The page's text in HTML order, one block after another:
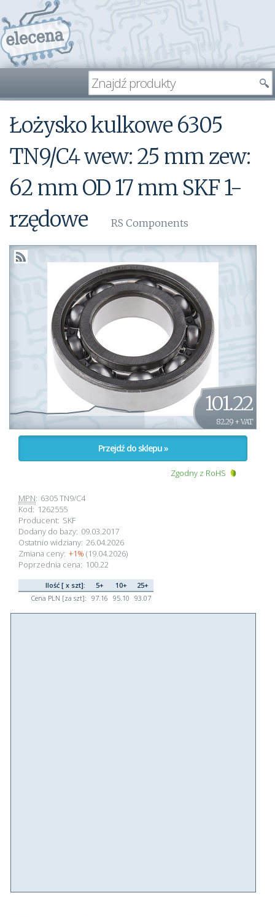
Łożysko kulkowe 6305
TN9/C4 wew: 25 mm zew:
62 mm OD 17 mm SKF 1-
rzędowe
RS Components
101.22
82.29 + VAT
Przejdź do sklepu »
Zgodny z RoHS
MPN: 6305 TN9/C4
Kod: 1262555
Producent: SKF
Dodany do bazy: 09.03.2017
Ostatnio widziany: 26.04.2026
Zmiana ceny: +1% (19.04.2026)
Poprzednia cena: 100.22
Ilość [ x szt]: 5+ 10+
25+
Cena PLN [za szt]: 97.16 95.10 93.07